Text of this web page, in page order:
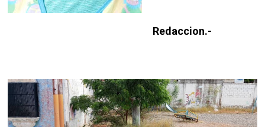
Redaccion.-